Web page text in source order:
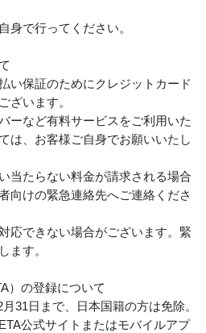
身で行ってください。
い保証のためにクレジットカード
ざいます。
ーなど有料サービスをご利用いた
は、お客様ご自身でお願いいたし
当たらない料金が請求される場合
向けの緊急連絡先へご連絡くださ
応できない場合がございます。緊
ます。
）の登録について
31日まで、日本国籍の方は免除。
公式サイトまたはモバイルアプ